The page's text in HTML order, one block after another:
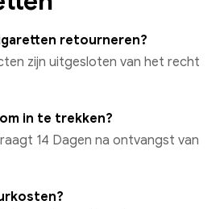
retourneren?
zijn uitgesloten van het recht
in te trekken?
14 Dagen na ontvangst van